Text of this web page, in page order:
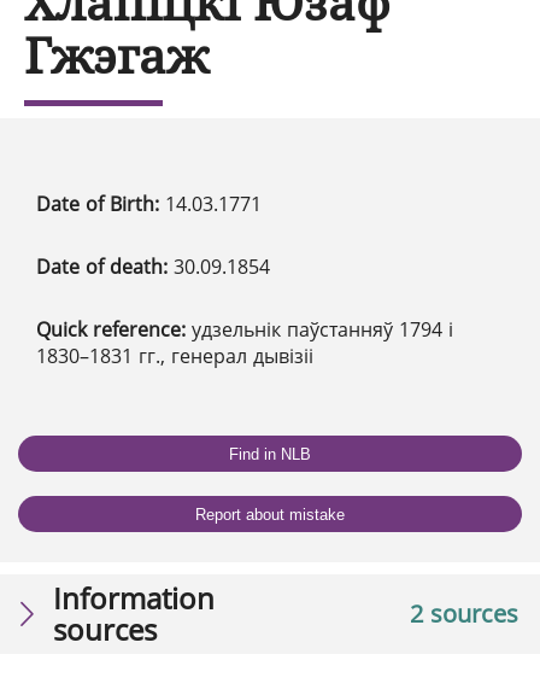
Гжэгаж
Date of Birth: 14.03.1771
Date of death: 30.09.1854
Quick reference: удзельнік паўстанняў 1794 і
1830–1831 гг., генерал дывізіі
Find in NLB
Report about mistake
2 sources
Information
sources